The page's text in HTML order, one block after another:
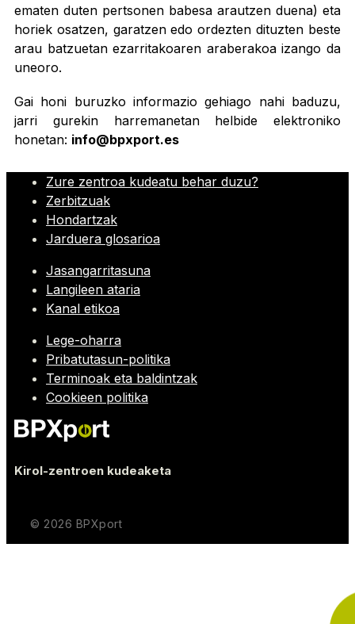
ematen duten pertsonen babesa arautzen duena) eta
horiek osatzen, garatzen edo ordezten dituzten beste
arau batzuetan ezarritakoaren araberakoa izango da
uneoro.
Gai honi buruzko informazio gehiago nahi baduzu,
jarri gurekin harremanetan helbide elektroniko
honetan: info@bpxport.es
Zure zentroa kudeatu behar duzu?
Zerbitzuak
Hondartzak
Jarduera glosarioa
Jasangarritasuna
Langileen ataria
Kanal etikoa
Lege-oharra
Pribatutasun-politika
Terminoak eta baldintzak
Cookieen politika
Kirol-zentroen kudeaketa
© 2026 BPXport